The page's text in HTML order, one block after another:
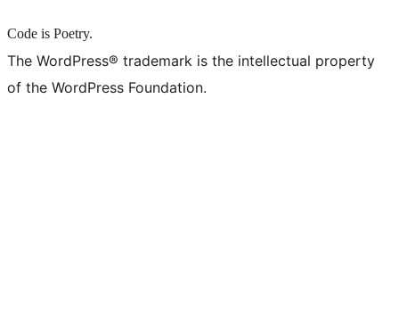
Code is Poetry.
The WordPress® trademark is the intellectual property
of the WordPress Foundation.